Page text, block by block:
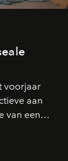
voorjaar
aan
van een